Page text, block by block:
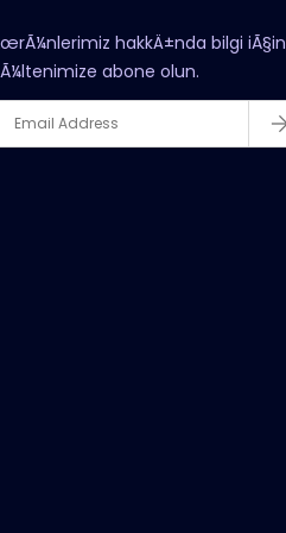
hakkÄ±nda bilgi iÃ§in
abone olun.